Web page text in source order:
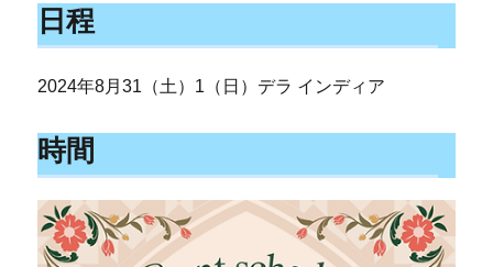
日程
2024年8月31（土）1（日）デラ インディア
時間